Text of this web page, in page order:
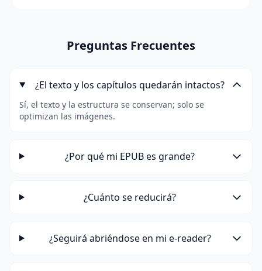
Preguntas Frecuentes
¿El texto y los capítulos quedarán intactos?
Sí, el texto y la estructura se conservan; solo se
optimizan las imágenes.
¿Por qué mi EPUB es grande?
¿Cuánto se reducirá?
¿Seguirá abriéndose en mi e-reader?